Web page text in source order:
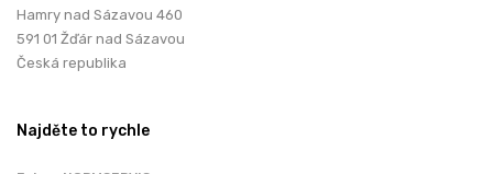
Hamry nad Sázavou 460
591 01 Žďár nad Sázavou
Česká republika
Najděte to rychle